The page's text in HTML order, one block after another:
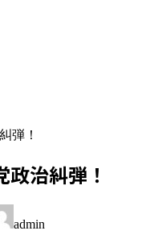
弾！
治糾弾！
admin